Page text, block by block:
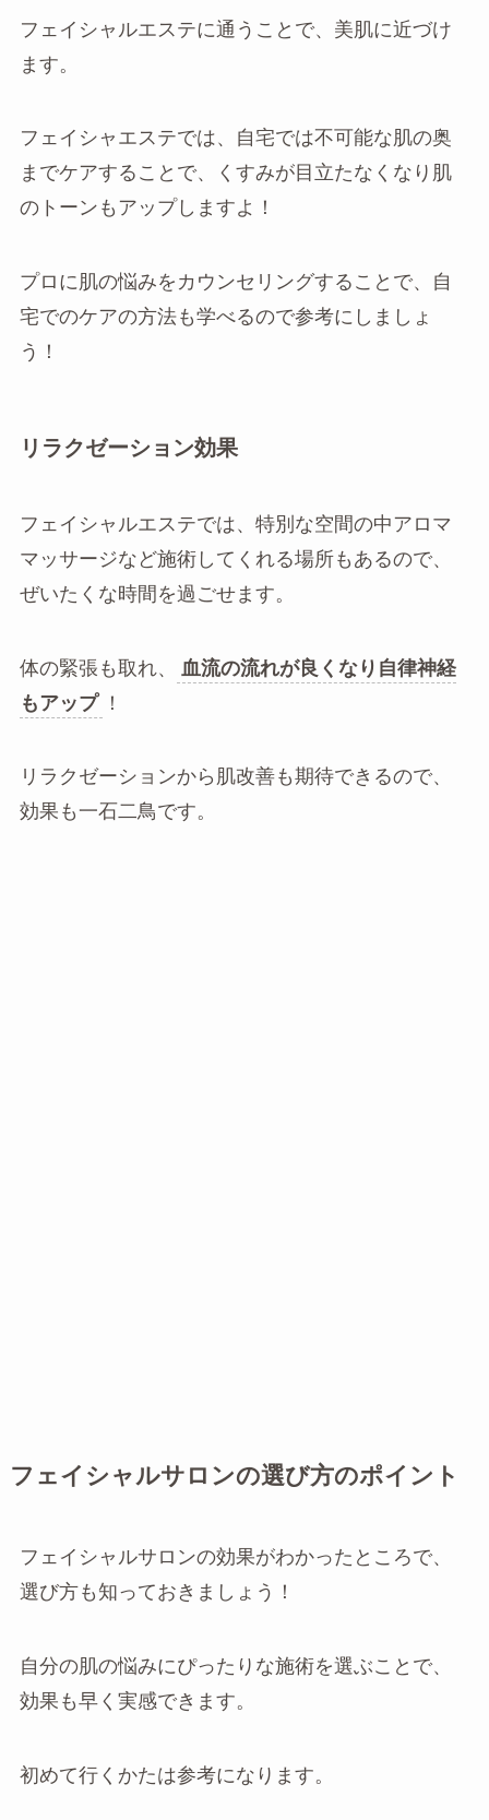
フェイシャルエステに通うことで、美肌に近づけ
ます。
フェイシャエステでは、自宅では不可能な肌の奥
までケアすることで、くすみが目立たなくなり肌
のトーンもアップしますよ！
プロに肌の悩みをカウンセリングすることで、自
宅でのケアの方法も学べるので参考にしましょ
う！
リラクゼーション効果
フェイシャルエステでは、特別な空間の中アロマ
マッサージなど施術してくれる場所もあるので、
ぜいたくな時間を過ごせます。
体の緊張も取れ、
血流の流れが良くなり自律神経
もアップ
！
リラクゼーションから肌改善も期待できるので、
効果も一石二鳥です。
フェイシャルサロンの選び方のポイント
フェイシャルサロンの効果がわかったところで、
選び方も知っておきましょう！
自分の肌の悩みにぴったりな施術を選ぶことで、
効果も早く実感できます。
初めて行くかたは参考になります。